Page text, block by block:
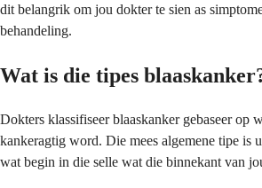
dit belangrik om jou dokter te sien as
behandeling.
Wat is die tipes
Dokters klassifiseer blaaskanker gebaseer op
kankeragtig word. Die mees algemene tipe is
wat begin in die selle wat die binnekant van